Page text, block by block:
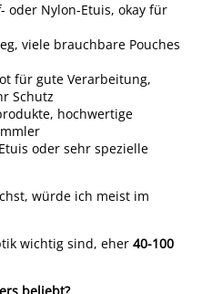
oder Nylon-Etuis, okay für
viele brauchbare Pouches
für gute Verarbeitung,
Schutz
hochwertige
oder sehr spezielle
würde ich meist im
wichtig sind, eher 40-100